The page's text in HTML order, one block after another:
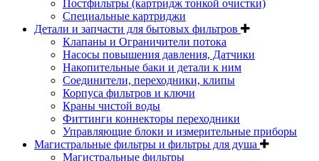
Постфильтры (картридж тонкой очистки)
Специальные картриджи
Детали и запчасти для бытовых фильтров
Клапаны и Ограничители потока
Насосы повышения давления, Датчики
Накопительные баки и детали к ним
Соединители, переходники, клипы
Корпуса фильтров и ключи
Краны чистой воды
Фиттинги коннекторы переходники
Управляющие блоки и измерительные приборы
Магистральные фильтры и фильтры для душа
Магистральные фильтры